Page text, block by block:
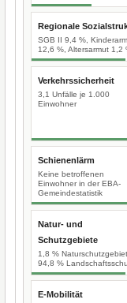
Regionale
SGB II 9,4 %,
12,6 %, Altersarmut 1,2
Verkehrssicherheit
3,1 Unfälle je 1.000
Einwohner
Schienenlärm
Keine betroffenen
Einwohner in der EBA-
Gemeindestatistik
Natur- und
Schutzgebiete
1,8 % Naturschutzgebiet,
94,8 %
E-Mobilität